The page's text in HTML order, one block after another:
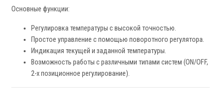
Основные функции:
Регулировка температуры с высокой точностью.
Простое управление с помощью поворотного регулятора.
Индикация текущей и заданной температуры.
Возможность работы с различными типами систем (ON/OFF,
2-х позиционное регулирование).